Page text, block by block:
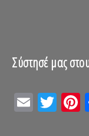
Σύστησέ μας
Email